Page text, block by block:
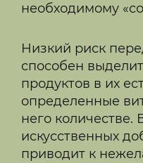
необходимому
Низкий риск
способен
продуктов в их
определенные
него
искусственных
приводит к